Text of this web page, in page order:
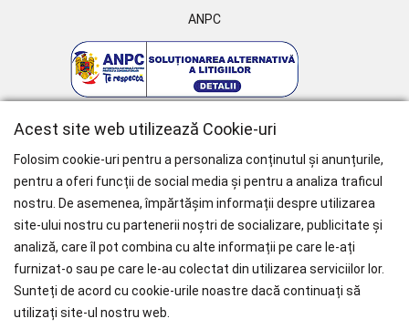
ANPC
WHY CHOOSE PAÏSI
Branduri Internationale
Livrare Gratuită pentru Comenzile mai mari de 1000 RON.
Acest site web utilizează Cookie-uri
Folosim cookie-uri pentru a personaliza conținutul și anunțurile,
pentru a oferi funcții de social media și pentru a analiza traficul
nostru. De asemenea, împărtășim informații despre utilizarea
site-ului nostru cu partenerii noștri de socializare, publicitate și
analiză, care îl pot combina cu alte informații pe care le-ați
furnizat-o sau pe care le-au colectat din utilizarea serviciilor lor.
Sunteți de acord cu cookie-urile noastre dacă continuați să
utilizați site-ul nostru web.